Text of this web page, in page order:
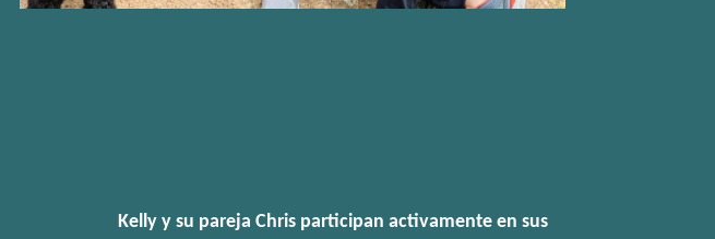
Kelly y su pareja Chris participan activamente en sus